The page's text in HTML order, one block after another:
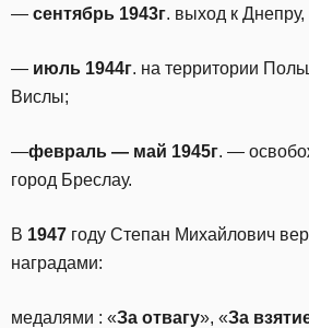
— сентябрь 1943г. выход к
— июль 1944г. на территории
Вислы;
—февраль — май 1945г. —
город Бреслау.
В 1947 году Степан Михайлович
наградами:
медалями : «За отвагу», «За